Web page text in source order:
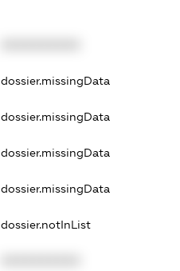
dossier.missingData
dossier.missingData
dossier.missingData
dossier.missingData
dossier.notInList